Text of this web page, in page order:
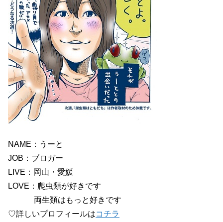
NAME：うーと
JOB：ブロガー
LIVE：岡山・愛媛
LOVE：爬虫類が好きです
両生類はもっと好きです
♡詳しいプロフィールはコチラ